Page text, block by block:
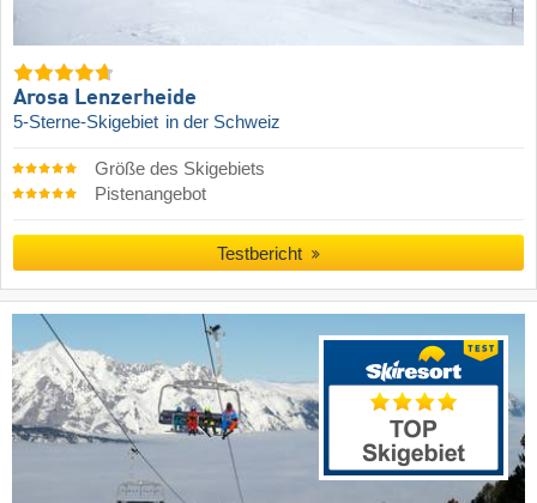
Arosa Lenzerheide
5-Sterne-Skigebiet in der Schweiz
Größe des Skigebiets
Pistenangebot
Testbericht